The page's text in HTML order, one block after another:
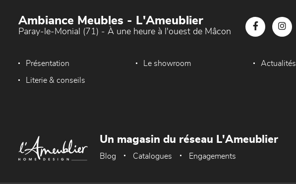
Ambiance Meubles - L'Ameublier
Paray-le-Monial (71) - À une heure à l'ouest de Mâcon
Présentation Le showroom Actualités
Literie & conseils
Un magasin du réseau L'Ameublier
Blog Catalogues Engagements